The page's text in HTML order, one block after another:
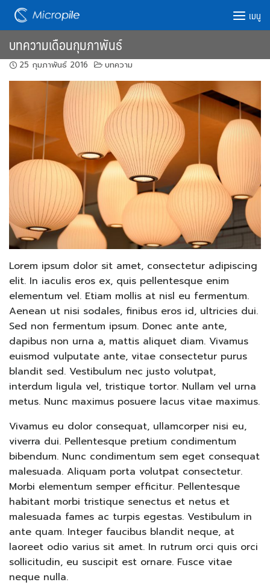
Skip
เมนู
บทความเดือนกุมภาพันธ์
25 กุมภาพันธ์ 2016 บทความ
Lorem ipsum dolor sit amet, consectetur adipiscing
elit. In iaculis eros ex, quis pellentesque enim
elementum vel. Etiam mollis at nisl eu fermentum.
Aenean ut nisi sodales, finibus eros id, ultricies dui.
Sed non fermentum ipsum. Donec ante ante,
dapibus non urna a, mattis aliquet diam. Vivamus
euismod vulputate ante, vitae consectetur purus
blandit sed. Vestibulum nec justo volutpat,
interdum ligula vel, tristique tortor. Nullam vel urna
metus. Nunc maximus posuere lacus vitae maximus.
Vivamus eu dolor consequat, ullamcorper nisi eu,
viverra dui. Pellentesque pretium condimentum
bibendum. Nunc condimentum sem eget consequat
malesuada. Aliquam porta volutpat consectetur.
Morbi elementum semper efficitur. Pellentesque
habitant morbi tristique senectus et netus et
malesuada fames ac turpis egestas. Vestibulum in
ante quam. Integer faucibus blandit neque, at
laoreet odio varius sit amet. In rutrum orci quis orci
sollicitudin, eu suscipit est ornare. Fusce vitae
neque nulla.